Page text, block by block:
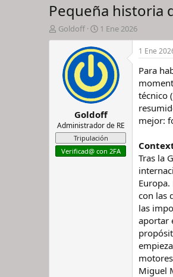
Pequeña historia
I
n
d
e
l
h
Goldoff
F
e
c
h
a
d
e
i
n
i
c
i
o
1 Ene 2026
Goldoff
Administrador de RE
Tripulación
Verificad@ con 2FA
1 Ene
Para
técnico
mejor:
Tras la
con las
las
aportar
Miguel